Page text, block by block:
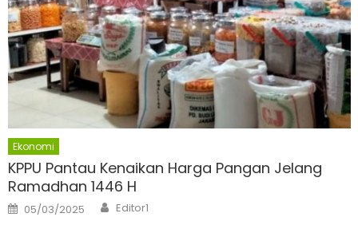
Ekonomi
KPPU Pantau Kenaikan Harga Pangan Jelang
Ramadhan 1446 H
Posted
on
05/03/2025 Author
Editor1